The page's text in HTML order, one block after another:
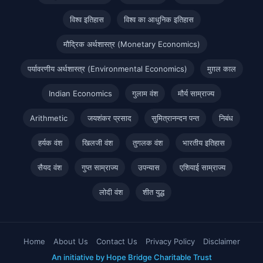
विश्व इतिहास विश्व का आधुनिक इतिहास
मौद्रिक अर्थशास्त्र (Monetary Economics)
पर्यावरणीय अर्थशास्त्र (Environmental Economics) मुग़ल काल
Indian Economics गुलाम वंश मौर्य साम्राज्य
Arithmetic जयशंकर प्रसाद सुमित्रानन्दन पन्त निबंध
हर्यक वंश खिलजी वंश तुगलक वंश भारतीय इतिहास
सैयद वंश गुप्त साम्राज्य उपन्यास एशियाई साम्राज्य
लोदी वंश शीत युद्ध
Home About Us Contact Us Privacy Policy
Disclaimer
An initiative by Hope Bridge Charitable Trust